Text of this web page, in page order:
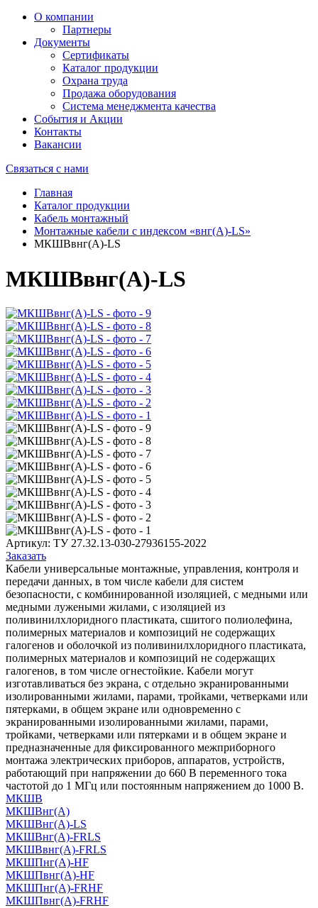
О компании
Партнеры
Документы
Сертификаты
Каталог продукции
Охрана труда
Продажа оборудования
Система менеджмента качества
События и Акции
Контакты
Вакансии
Связаться с нами
Главная
Каталог продукции
Кабель монтажный
Монтажные кабели с индексом «внг(А)-LS»
МКШВвнг(А)-LS
МКШВвнг(А)-LS
Артикул: ТУ 27.32.13-030-27936155-2022
Заказать
Кабели универсальные монтажные, управления, контроля и
передачи данных, в том числе кабели для систем
безопасности, с комбинированной изоляцией, с медными или
медными лужеными жилами, с изоляцией из
поливинилхлоридного пластиката, сшитого полиолефина,
полимерных материалов и композиций не содержащих
галогенов и оболочкой из поливинилхлоридного пластиката,
полимерных материалов и композиций не содержащих
галогенов, в том числе огнестойкие. Кабели могут
изготавливаться без экрана, с отдельно экранированными
изолированными жилами, парами, тройками, четверками или
пятерками, в общем экране или одновременно с
экранированными изолированными жилами, парами,
тройками, четверками или пятерками и в общем экране и
предназначенные для фиксированного межприборного
монтажа электрических приборов, аппаратов, устройств,
работающий при напряжении до 660 В переменного тока
частотой до 1 МГц или постоянным напряжением до 1000 В.
МКШВ
МКШВнг(А)
МКШВнг(А)-LS
МКШВнг(А)-FRLS
МКШВвнг(А)-FRLS
МКШПнг(А)-HF
МКШПвнг(А)-HF
МКШПнг(А)-FRHF
МКШПвнг(А)-FRHF